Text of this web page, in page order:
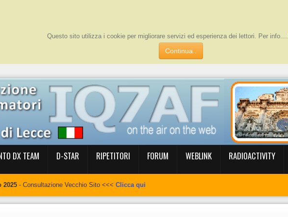
Questo sito utilizza i cookie per migliorare servizi ed esperienza dei lettori. Per info....
Continua..
DX TEAM D-STAR RIPETITORI FORUM WEBLINK RADIOACTIVITY
2025 - Consultazione Vecchio Sito <<<Clicca qui